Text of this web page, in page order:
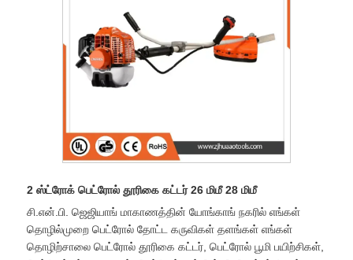
2 ஸ்ட்ரோக் பெட்ரோல் தூரிகை கட்டர் 26 மிமீ 28 மிமீ
சி.என்.பி. ஜெஜியாங் மாகாணத்தின் யோங்காங் நகரில் எங்கள்
தொழில்முறை பெட்ரோல் தோட்ட கருவிகள் தளங்கள் எங்கள்
தொழிற்சாலை பெட்ரோல் தூரிகை கட்டர், பெட்ரோல் பூமி பயிற்சிகள்,